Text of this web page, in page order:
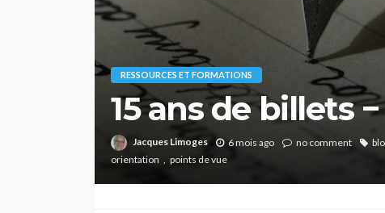
RESSOURCES ET FORMATIONS
15 ans de billets
Jacques Limoges 6 mois ago no comment
orientation
points de vue